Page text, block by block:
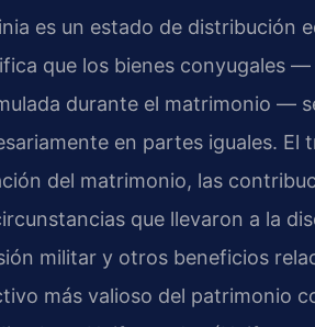
es un estado de distribución
que los bienes conyugales
durante el matrimonio —
en partes iguales.
del matrimonio, las
que llevaron a la
militar y otros beneficios
más valioso del patrimonio